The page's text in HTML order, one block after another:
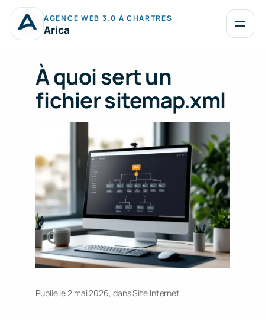
Aller
contenu
AGENCE WEB 3.0 À CHARTRES
Arica
Ouvrir
À quoi sert un
fichier sitemap.xml
Publié le 2 mai 2026, dansSite Internet